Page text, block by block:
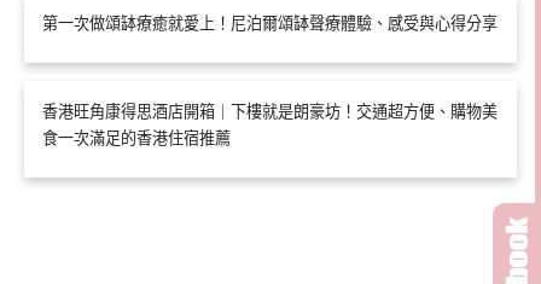
第一次做頌缽療癒就愛上！尼泊爾頌缽聲療體驗、感受與心得分享
香港旺角康得思酒店開箱｜下樓就是朗豪坊！交通超方便、購物美
食一次滿足的香港住宿推薦